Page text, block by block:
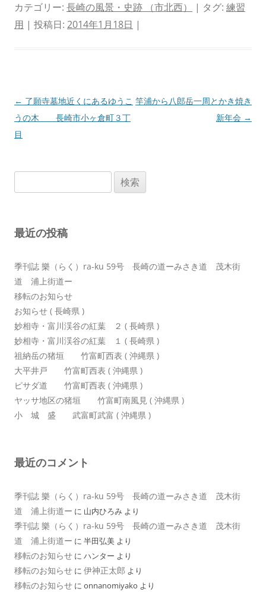
カテゴリー: 長崎の風景・史跡 （市北西） | タグ: 練習
用 | 投稿日: 2014年1月18日 |
投
稿
ナ
ン
← 了願寺墓地近くにあるゆうこ
うの木 長崎市小ヶ倉町３丁
目
竿浦から八郎岳一周とかき焼き
新年会 →
索:
最近の投稿
季刊誌 樂（らく）ra-ku 59号 長崎の道ーみさき道 茂木街
道 浦上街道ー
移転のお知らせ
お知らせ ( 長崎県 )
妙相寺・富川渓谷の紅葉 ２ ( 長崎県 )
妙相寺・富川渓谷の紅葉 １ ( 長崎県 )
祖納岳の猪垣 竹富町西表 ( 沖縄県 )
大平井戸 竹富町西表 ( 沖縄県 )
ピサダ道 竹富町西表 ( 沖縄県 )
ヤッサ地区の猪垣 竹富町南風見 ( 沖縄県 )
小 城 盛 武富町武富 ( 沖縄県 )
最近のコメント
季刊誌 樂（らく）ra-ku 59号 長崎の道ーみさき道 茂木街
道 浦上街道ー に 山内ひろみ より
季刊誌 樂（らく）ra-ku 59号 長崎の道ーみさき道 茂木街
道 浦上街道ー に 半田弘美 より
移転のお知らせ に ハンター より
移転のお知らせ に 伊神正太郎 より
移転のお知らせ に onnanomiyako より